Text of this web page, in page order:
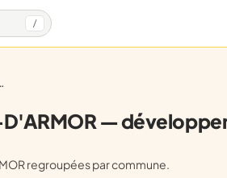
/
D'ARMOR —
regroupées par commune.